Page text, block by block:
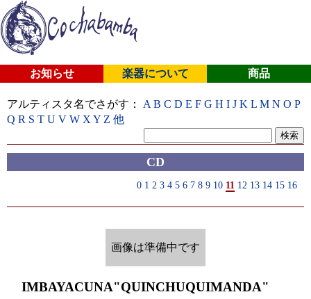
お知らせ 楽器について 商品
アルティスタ名でさがす： A B C D E F G H I J K L M N O P
Q R S T U V W X Y Z 他
CD
0 1 2 3 4 5 6 7 8 9 10 11 12 13 14 15 16
画像は準備中です
IMBAYACUNA"QUINCHUQUIMANDA"